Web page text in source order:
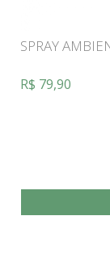
SPRAY
R$ 79,90